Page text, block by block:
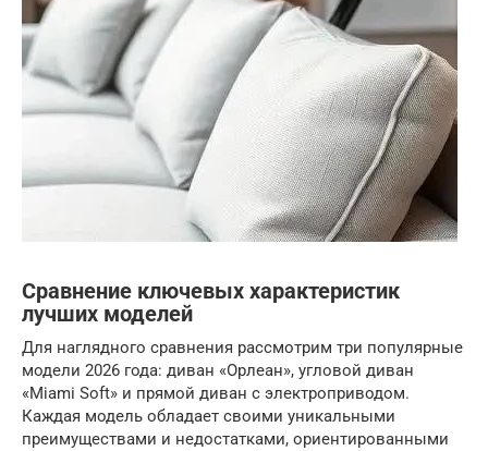
Сравнение ключевых характеристик
лучших моделей
Для наглядного сравнения рассмотрим три популярные
модели 2026 года: диван «Орлеан», угловой диван
«Miami Soft» и прямой диван с электроприводом.
Каждая модель обладает своими уникальными
преимуществами и недостатками, ориентированными